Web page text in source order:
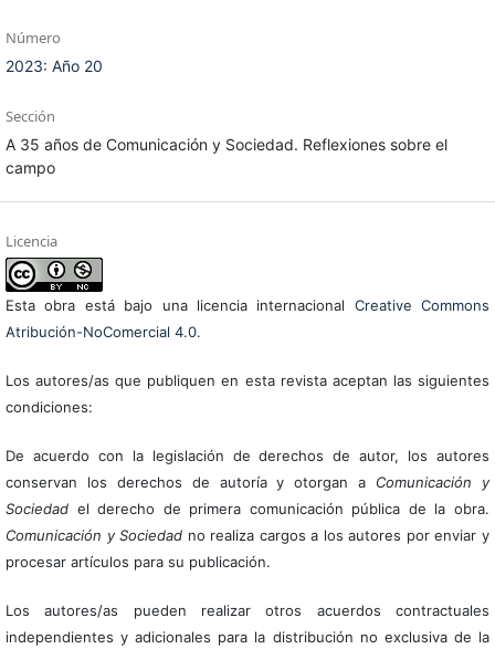
Número
2023: Año 20
Sección
A 35 años de Comunicación y Sociedad. Reflexiones sobre el
campo
Licencia
Esta obra está bajo una licencia internacional Creative Commons
Atribución-NoComercial 4.0.
Los autores/as que publiquen en esta revista aceptan las siguientes
condiciones:
De acuerdo con la legislación de derechos de autor, los autores
conservan los derechos de autoría y otorgan a Comunicación y
Sociedadel derecho de primera comunicación pública de la obra.
Comunicación y Sociedad no realiza cargos a los autores por enviar y
procesar artículos para su publicación.
Los autores/as pueden realizar otros acuerdos contractuales
independientes y adicionales para la distribución no exclusiva de la